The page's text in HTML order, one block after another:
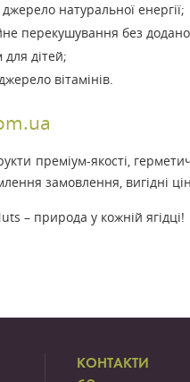
натуральної енергії;
перекушування без
дітей;
вітамінів.
преміум-якості,
замовлення, вигідні
– природа у кожній ягідці!
КОНТАКТИ